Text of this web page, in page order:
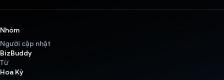
Nhóm
Người cập nhật
BizBuddy
Từ
Hoa Kỳ